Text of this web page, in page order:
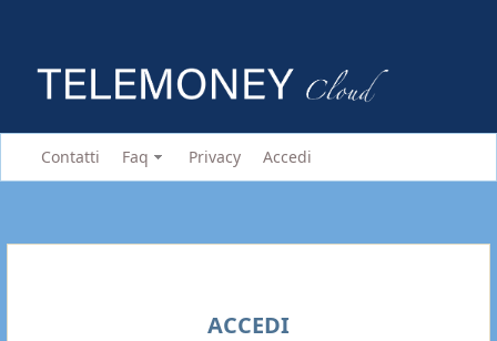
Contatti Faq Privacy Accedi
ACCEDI